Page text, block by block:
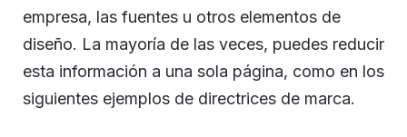
empresa, las fuentes u otros elementos de
diseño. La mayoría de las veces, puedes reducir
esta información a una sola página, como en los
siguientes ejemplos de directrices de marca.